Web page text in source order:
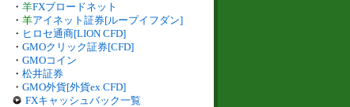
・ 羊FXブロードネット
・ 羊アイネット証券[ループイフダン]
・ ヒロセ通商[LION CFD]
・ GMOクリック証券[CFD]
・ GMOコイン
・ 松井証券
・ GMO外貨[外貨ex CFD]
FXキャッシュバック一覧